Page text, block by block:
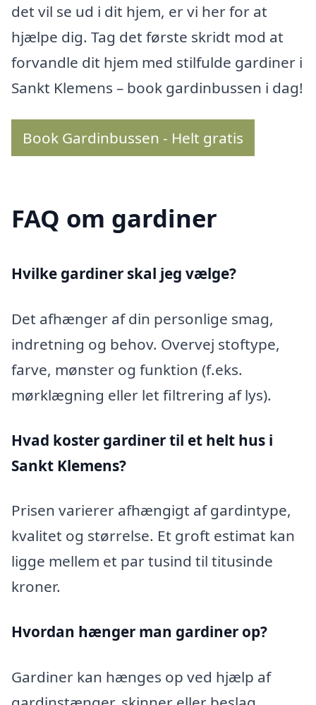
det vil se ud i dit hjem, er vi her for at
hjælpe dig. Tag det første skridt mod at
forvandle dit hjem med stilfulde gardiner i
Sankt Klemens – book gardinbussen i dag!
Book Gardinbussen - Helt gratis
FAQ om gardiner
Hvilke gardiner skal jeg vælge?
Det afhænger af din personlige smag,
indretning og behov. Overvej stoftype,
farve, mønster og funktion (f.eks.
mørklægning eller let filtrering af lys).
Hvad koster gardiner til et helt hus i
Sankt Klemens?
Prisen varierer afhængigt af gardintype,
kvalitet og størrelse. Et groft estimat kan
ligge mellem et par tusind til titusinde
kroner.
Hvordan hænger man gardiner op?
Gardiner kan hænges op ved hjælp af